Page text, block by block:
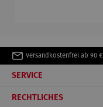
Versandkostenfrei ab 90 €
SERVICE
RECHTLICHES